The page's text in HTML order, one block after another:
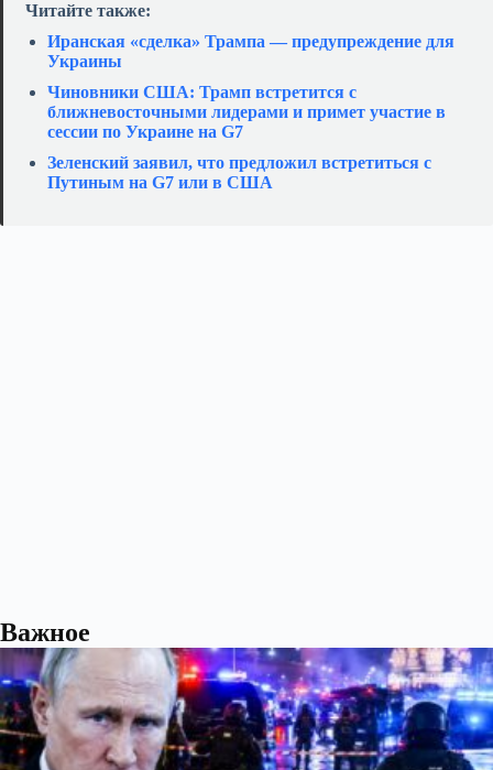
Читайте также:
Иранская «сделка» Трампа — предупреждение для
Украины
Чиновники США: Трамп встретится с
ближневосточными лидерами и примет участие в
сессии по Украине на G7
Зеленский заявил, что предложил встретиться с
Путиным на G7 или в США
Важное